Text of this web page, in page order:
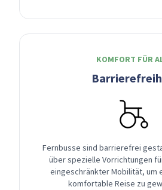
KOMFORT FÜR
Fernbusse sind barrierefrei
über spezielle Vorrichtungen
eingeschränkter Mobilität, um
komfortable Reise zu